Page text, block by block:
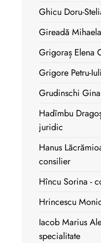
Ghicu Doru-
Gireadă
Grigoraș Elena
Grigore Petru-
Grudinschi
Hadîmbu
juridic
Hanus
consilier
Hîncu Sorina -
Hrincescu
Iacob Marius
specialitate